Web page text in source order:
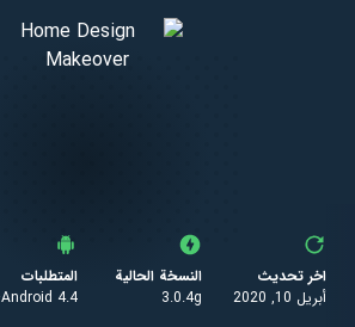
اخر تحديث
أبريل 10, 2020
النسخة الحالية
3.0.4g
المتطلبات
Android 4.4+